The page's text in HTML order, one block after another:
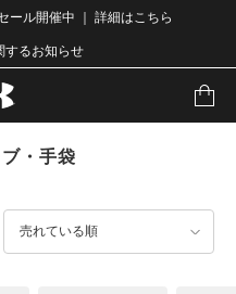
ール開催中 ｜ 詳細はこちら
するお知らせ
・手袋
売れている順